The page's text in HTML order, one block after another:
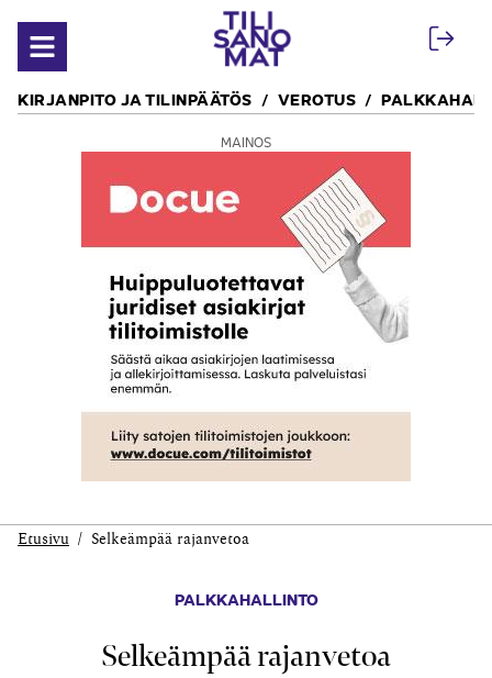
Avaa valikko
KIRJANPITO JA TILINPÄÄTÖS VEROTUS
MAINOS
Etusivu Selkeämpää rajanvetoa
PALKKAHALLINTO
Selkeämpää rajanvetoa